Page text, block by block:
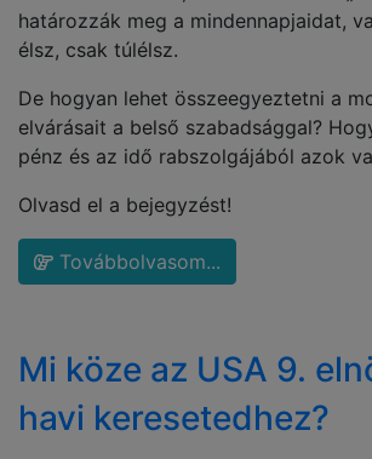
határozzák meg a mindennapjaidat,
élsz, csak túlélsz.
De hogyan lehet összeegyeztetni a
elvárásait a belső szabadsággal?
pénz és az idő rabszolgájából azok
Olvasd el a bejegyzést!
Továbbolvasom...
Mi köze az USA 9.
havi keresetedhez?